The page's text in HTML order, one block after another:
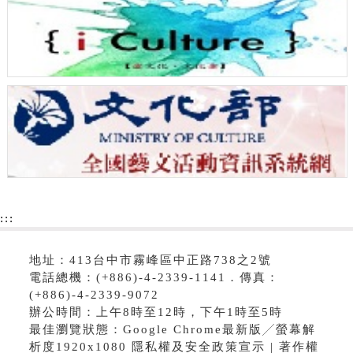
:::
地址：413台中市霧峰區中正路738之2號
電話總機：(+886)-4-2339-1141．傳真：
(+886)-4-2339-9072
辦公時間：上午8時至12時，下午1時至5時
最佳瀏覽狀態：Google Chrome最新版╱螢幕解
析度1920x1080 隱私權及安全政策宣示 | 著作權